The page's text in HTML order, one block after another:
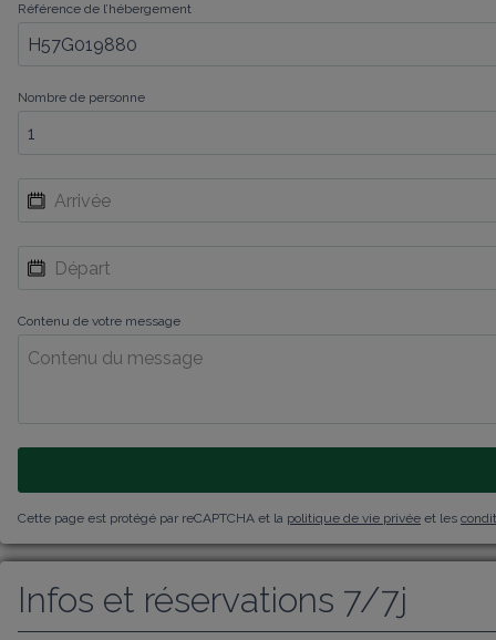
Référence de l’hébergement
Nombre de personne
Contenu de votre message
Cette page est protégé par reCAPTCHA et la politique de vie privée et les
Infos et réservations 7/7j